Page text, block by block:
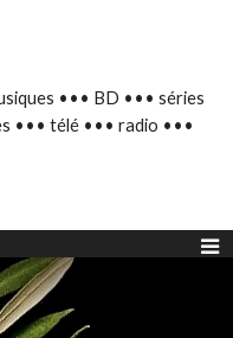
••• BD ••• séries
••• télé ••• radio •••